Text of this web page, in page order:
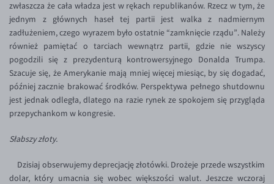
EUR/CHF
EUR/CZK
EUR/DKK
EUR/NOK
EUR/SEK
EUR/AUD
EUR/CNY
zwłaszcza że cała władza jest w rękach republikanów. Rzecz w tym, że
jednym z głównych haseł tej partii jest walka z nadmiernym
zadłużeniem, czego wyrazem było ostatnie “zamknięcie rządu”. Należy
również pamiętać o tarciach wewnątrz partii, gdzie nie wszyscy
pogodzili się z prezydenturą kontrowersyjnego Donalda Trumpa.
Szacuje się, że Amerykanie mają mniej więcej miesiąc, by się dogadać,
później zacznie brakować środków. Perspektywa pełnego shutdownu
jest jednak odległa, dlatego na razie rynek ze spokojem się przygląda
przepychankom w kongresie.
Słabszy złoty.
Dzisiaj obserwujemy deprecjację złotówki. Drożeje przede wszystkim
dolar, który umacnia się wobec większości walut. Jeszcze wczoraj